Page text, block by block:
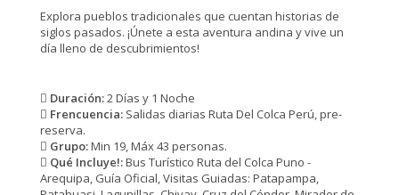
Explora pueblos tradicionales que cuentan historias de
siglos pasados. ¡Únete a esta aventura andina y vive un
día lleno de descubrimientos!
Duración:2 Días y 1 Noche
Frencuencia: Salidas diarias Ruta Del Colca Perú, pre-
reserva.
Grupo:Min 19, Máx 43 personas.
Qué Incluye!:Bus Turístico Ruta del Colca Puno -
Arequipa, Guía Oficial, Visitas Guiadas: Patapampa,